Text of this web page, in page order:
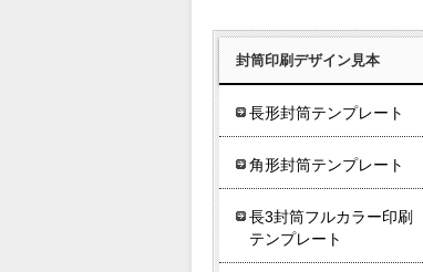
封筒印刷デザイン見本
長形封筒テンプレート
角形封筒テンプレート
長3封筒フルカラー印刷
テンプレート